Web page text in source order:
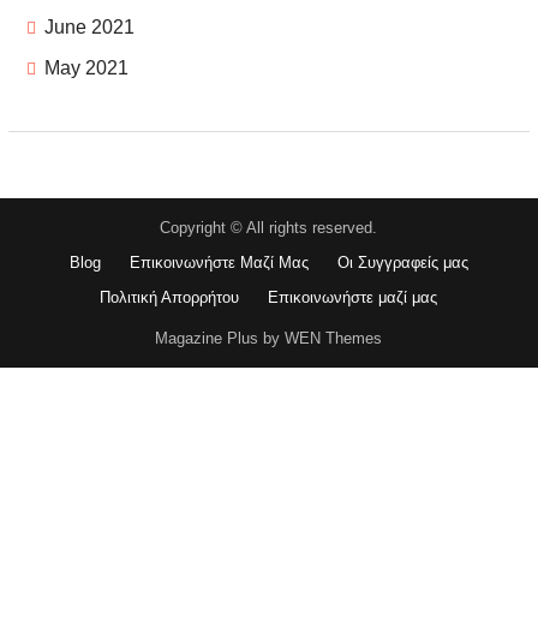
June 2021
May 2021
Copyright © All rights reserved.
Blog
Επικοινωνήστε Μαζί Μας
Οι Συγγραφείς μας
Πολιτική Απορρήτου
Επικοινωνήστε μαζί μας
Magazine Plus by WEN Themes